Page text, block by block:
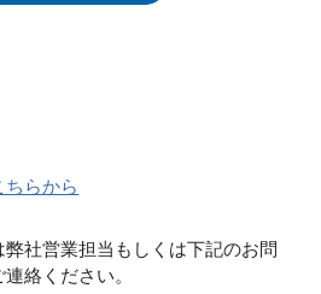
らから
社営業担当もしくは下記のお問
絡ください。